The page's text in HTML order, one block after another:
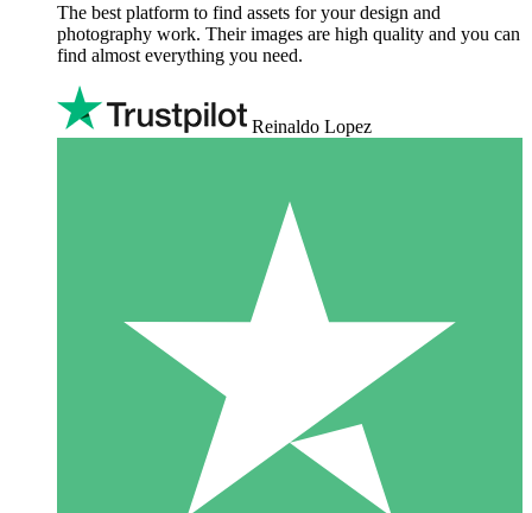
The best platform to find assets for your design and
photography work. Their images are high quality and you can
find almost everything you need.
Reinaldo Lopez